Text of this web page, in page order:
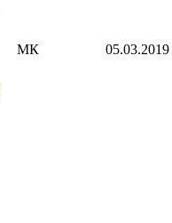
МК 05.03.2019